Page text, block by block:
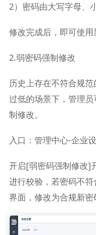
2）密码由大写字母、
修改完成后，即可使用
2.弱密码强制修改
历史上存在不符合规
过低的场景下，管理
制修改。
入口：管理中心-企业
开启[弱密码强制修改]
进行校验，若密码不
界面，修改为合规新密